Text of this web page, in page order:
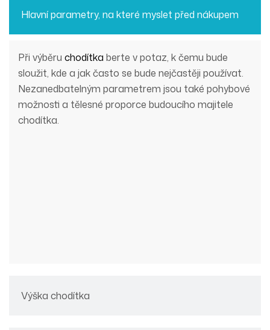
Hlavní parametry, na které myslet před nákupem
Výška chodítka
Při výběru chodítka berte v potaz, k čemu bude
sloužit, kde a jak často se bude nejčastěji používat.
Nezanedbatelným parametrem jsou také pohybové
možnosti a tělesné proporce budoucího majitele
chodítka.